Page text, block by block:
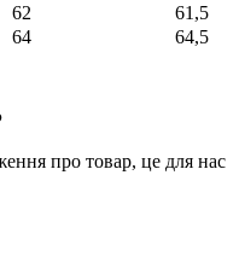
62
61,5
64 64,5
про товар, це для нас